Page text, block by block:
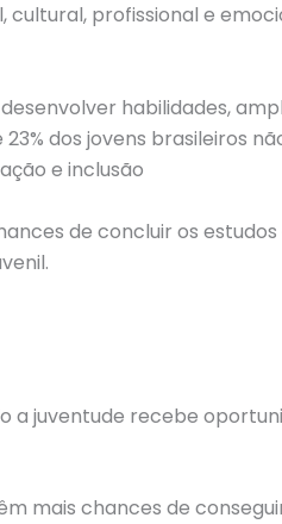
profissional e
habilidades,
dos jovens brasileiros
e inclusão
de concluir os
a juventude recebe
mais chances de